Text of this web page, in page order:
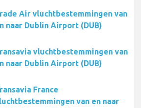
Air vluchtbestemmingen van
naar Dublin Airport (DUB)
vluchtbestemmingen van
naar Dublin Airport (DUB)
France
van en naar